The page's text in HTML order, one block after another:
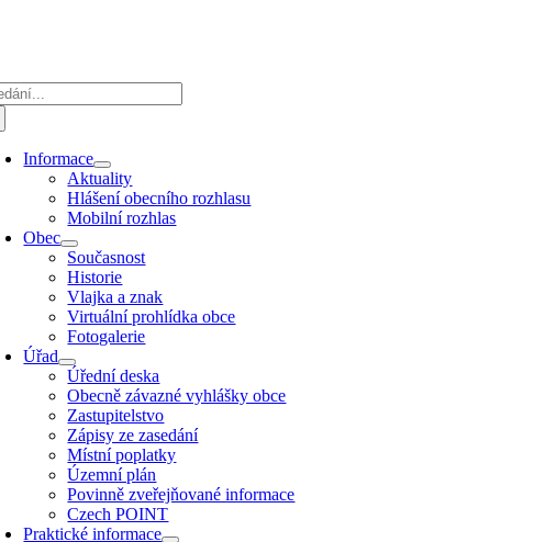
Informace
Aktuality
Hlášení obecního rozhlasu
Mobilní rozhlas
Obec
Současnost
Historie
Vlajka a znak
Virtuální prohlídka obce
Fotogalerie
Úřad
Úřední deska
Obecně závazné vyhlášky obce
Zastupitelstvo
Zápisy ze zasedání
Místní poplatky
Územní plán
Povinně zveřejňované informace
Czech POINT
Praktické informace